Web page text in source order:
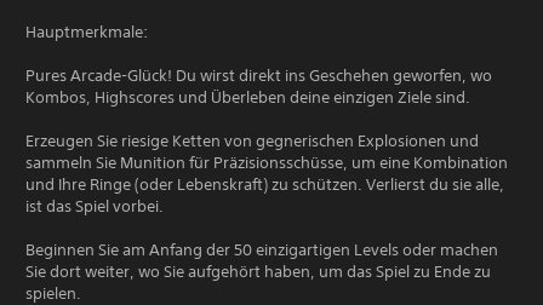
Hauptmerkmale:
Pures Arcade-Glück! Du wirst direkt ins Geschehen geworfen, wo
Kombos, Highscores und Überleben deine einzigen Ziele sind.
Erzeugen Sie riesige Ketten von gegnerischen Explosionen und
sammeln Sie Munition für Präzisionsschüsse, um eine Kombination
und Ihre Ringe (oder Lebenskraft) zu schützen. Verlierst du sie alle,
ist das Spiel vorbei.
Beginnen Sie am Anfang der 50 einzigartigen Levels oder machen
Sie dort weiter, wo Sie aufgehört haben, um das Spiel zu Ende zu
spielen.